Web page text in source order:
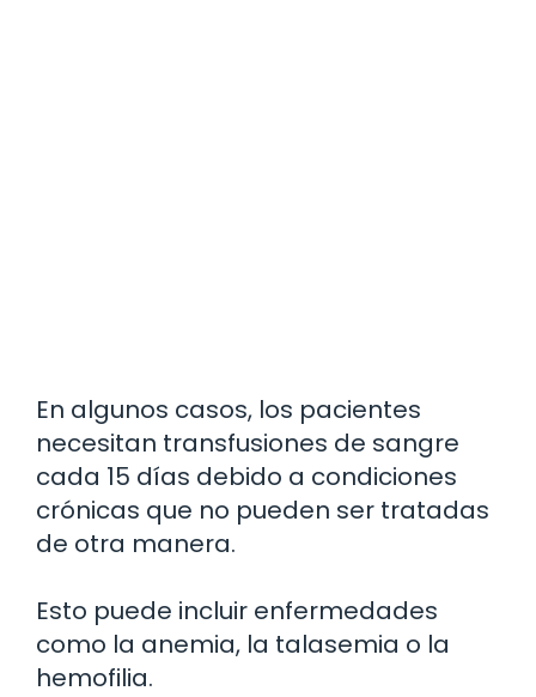
En algunos casos, los pacientes
necesitan transfusiones de sangre
cada 15 días debido a condiciones
crónicas que no pueden ser tratadas
de otra manera.
Esto puede incluir enfermedades
como la anemia, la talasemia o la
hemofilia.